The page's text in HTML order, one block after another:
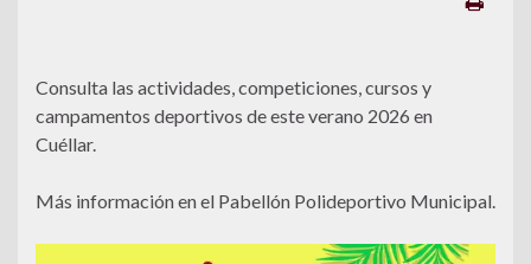
Consulta las actividades, competiciones, cursos y
campamentos deportivos de este verano 2026 en
Cuéllar.
Más información en el Pabellón Polideportivo Municipal.